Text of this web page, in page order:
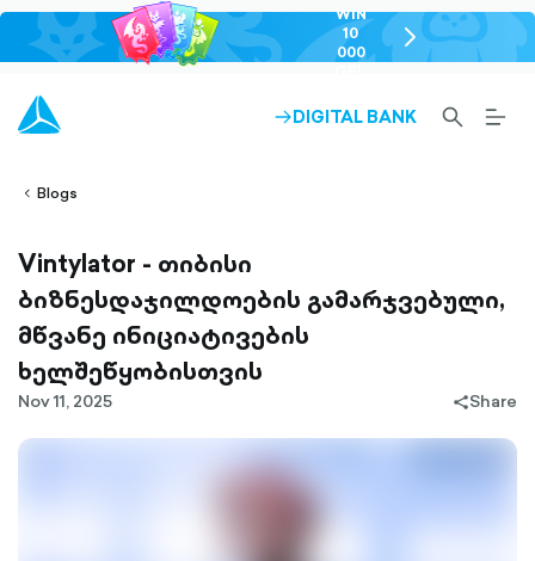
WIN
10
000
chevron-
right-
ARROW-
DIGITAL BANK
SEARCH-
OUTLINED
Blogs
Vintylator - თიბისი
ბიზნესდაჯილდოების გამარჯვებული,
მწვანე ინიციატივების
ხელშეწყობისთვის
Nov 11, 2025
share-
Share